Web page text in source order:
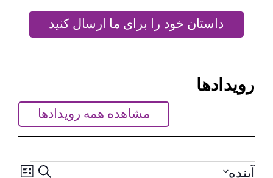
را برای ما ارسال کنید
مشاهده همه رویدادها